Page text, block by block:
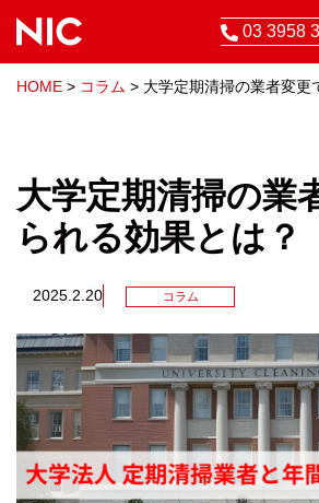
03 3958
HOME > コラム > 大学定期清掃の業者変更
大学定期清掃の業
られる効果とは？
2025.2.20 コラム